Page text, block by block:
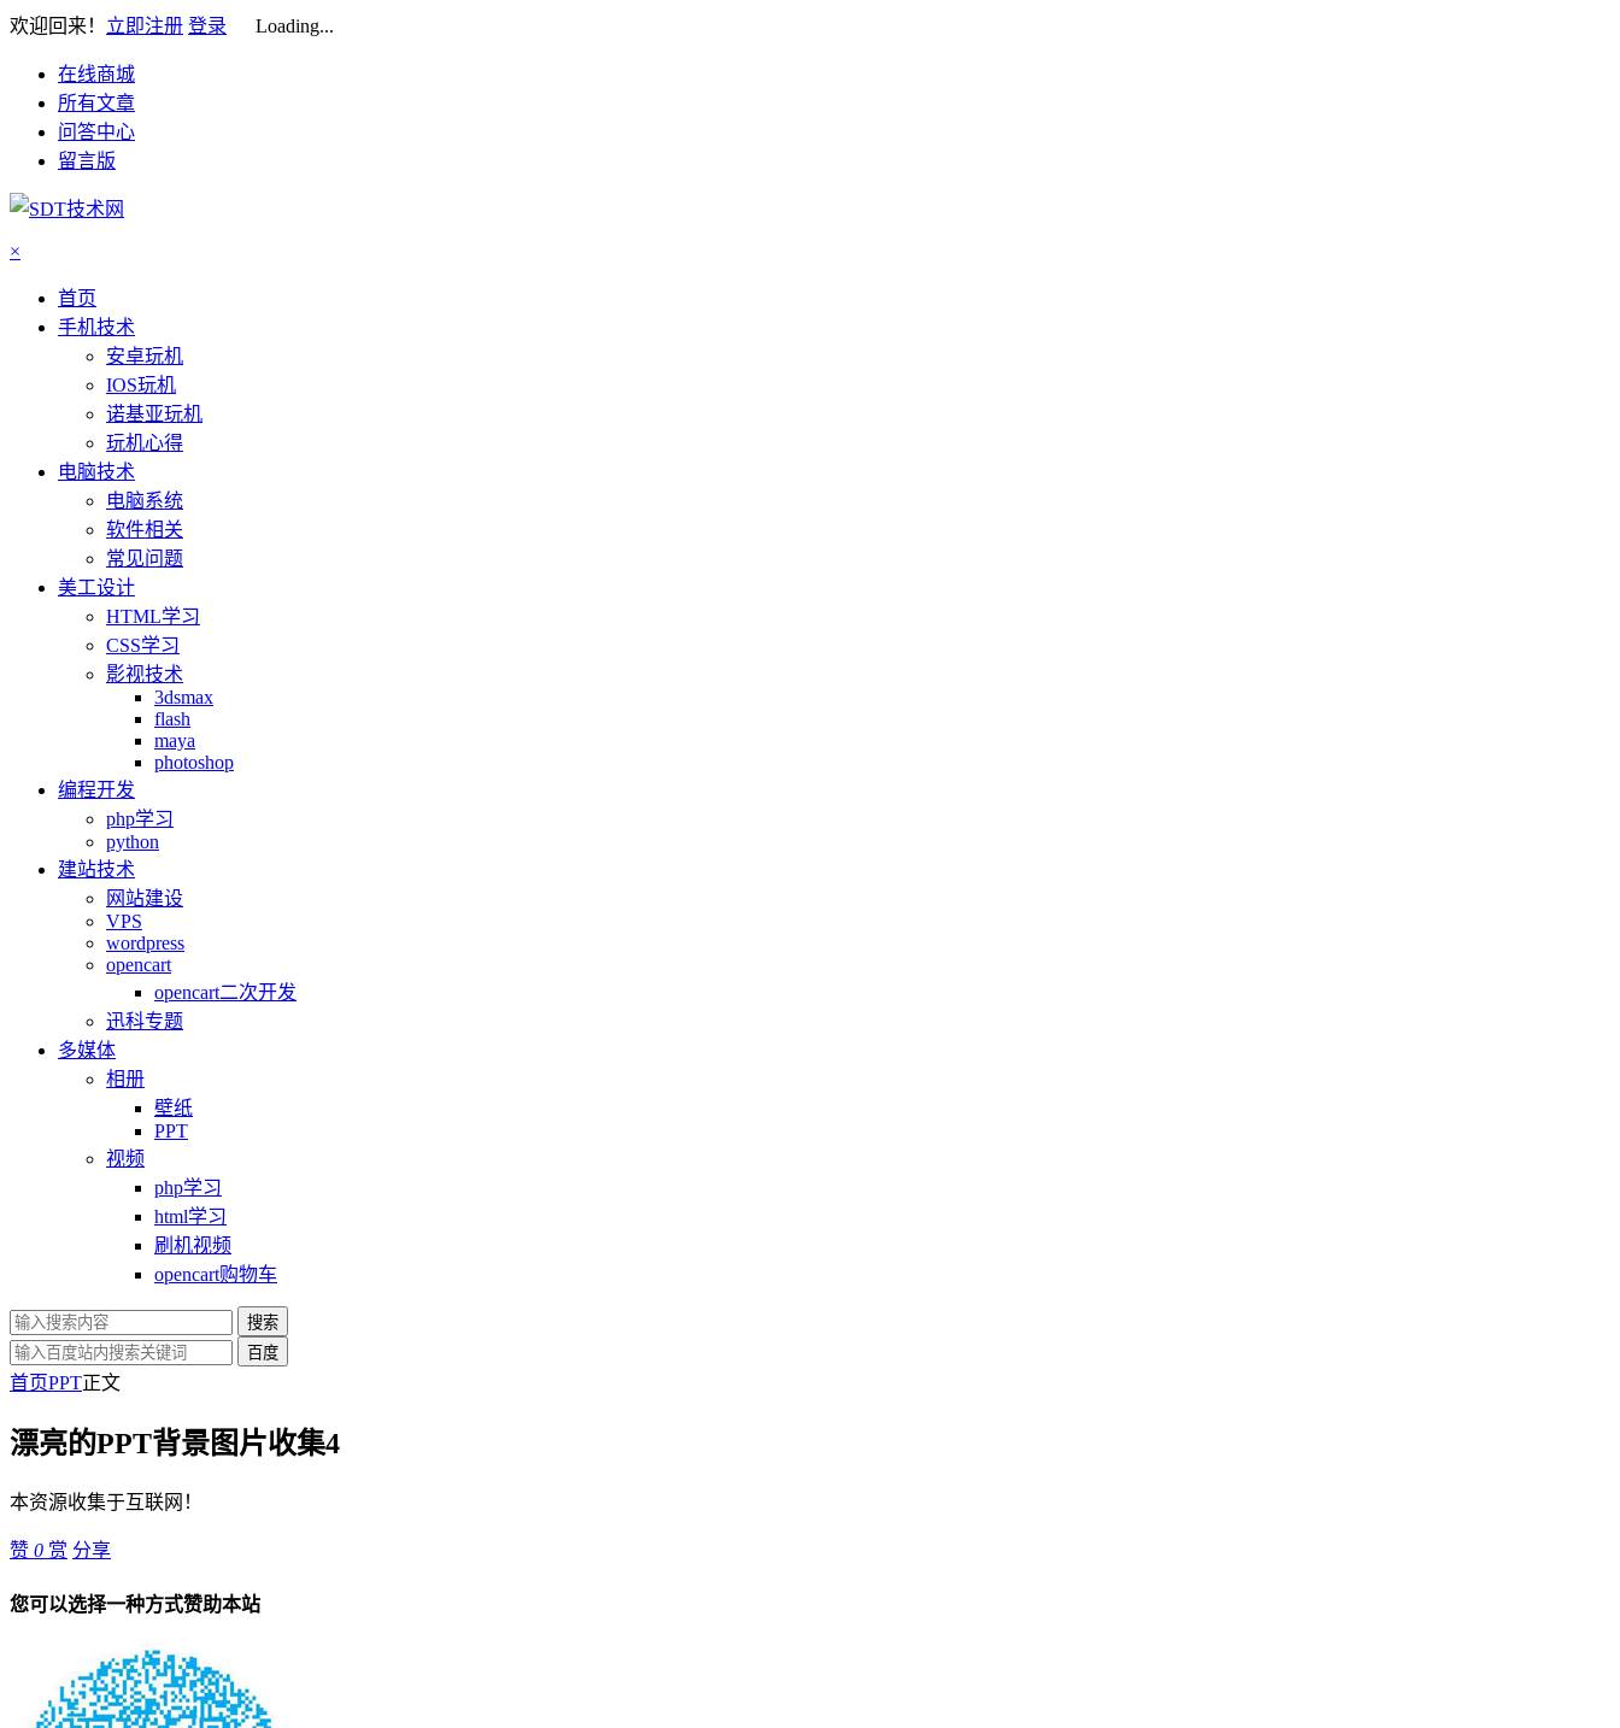
欢迎回来！ 立即注册 登录 Loading...
在线商城
所有文章
问答中心
留言版
×
首页
手机技术
安卓玩机
IOS玩机
诺基亚玩机
玩机心得
电脑技术
电脑系统
软件相关
常见问题
美工设计
HTML学习
CSS学习
影视技术
3dsmax
flash
maya
photoshop
编程开发
php学习
python
建站技术
网站建设
VPS
wordpress
opencart
opencart二次开发
迅科专题
多媒体
相册
壁纸
PPT
视频
php学习
html学习
刷机视频
opencart购物车
搜索
百度
首页PPT正文
漂亮的PPT背景图片收集4
本资源收集于互联网！
赞 0 赏 分享
您可以选择一种方式赞助本站